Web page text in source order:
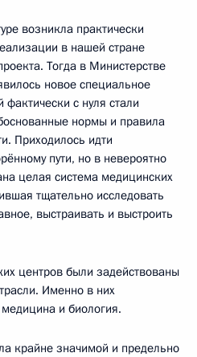
возникла практически
в нашей стране
Тогда в Министерстве
новое специальное
с нуля стали
нормы и правила
Приходилось идти
пути, но в невероятно
целая система медицинских
тщательно исследовать
выстраивать и выстроить
центров были задействованы
Именно в них
и биология.
крайне значимой и предельно